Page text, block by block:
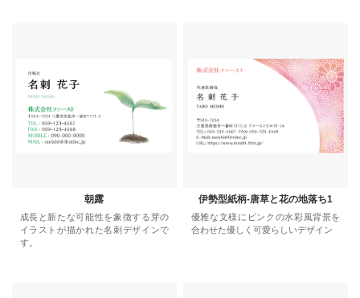
朝露
成長と新たな可能性を象徴する芽の
イラストが描かれた名刺デザインで
す。
伊勢型紙柄-唐草と花の地落ち1
優雅な文様にピンクの水彩風背景を
合わせた優しく可愛らしいデザイン